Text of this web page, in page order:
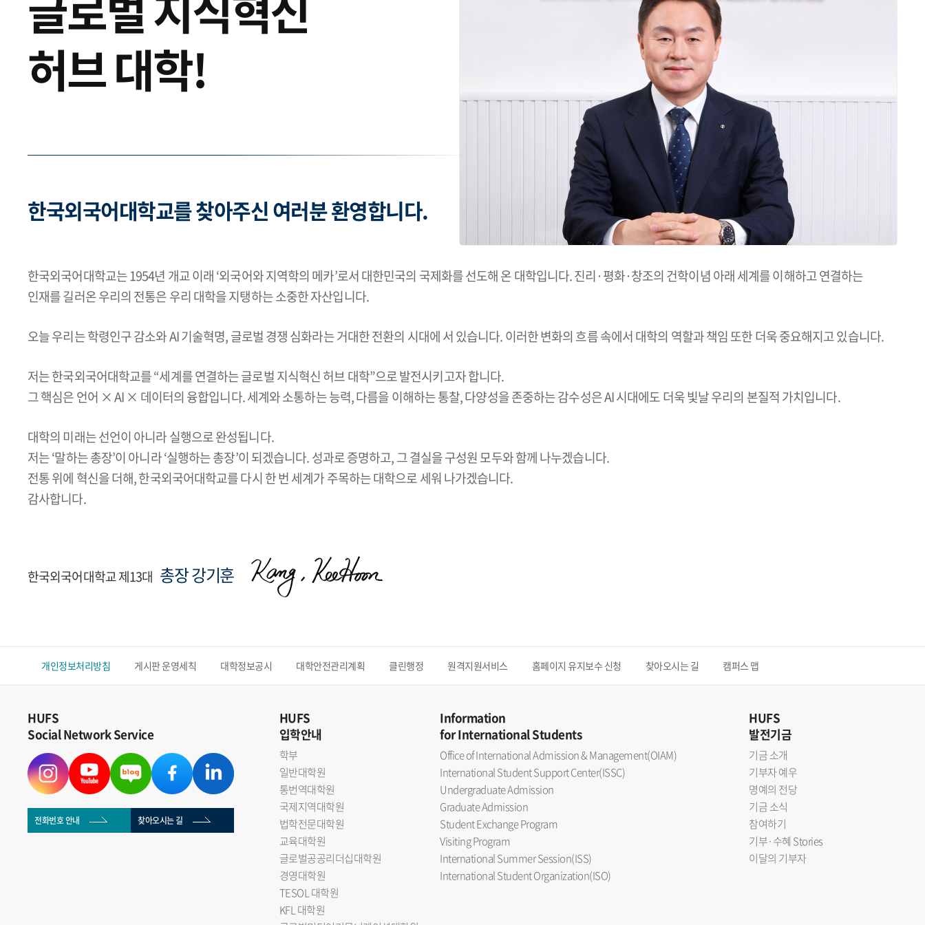
허브 대학!
한국외국어대학교를 찾아주신 여러분 환영합니다.
한국외국어대학교는 1954년 개교 이래 ‘외국어와 지역학의 메카’로서 대한민국의 국제화를 선도해 온 대학입니다. 진리·평화·창조의 건학이념 아래 세계를 이해하고 연결하는
인재를 길러온 우리의 전통은 우리 대학을 지탱하는 소중한 자산입니다.
오늘 우리는 학령인구 감소와 AI 기술혁명, 글로벌 경쟁 심화라는 거대한 전환의 시대에 서 있습니다. 이러한 변화의 흐름 속에서 대학의 역할과 책임 또한 더욱 중요해지고 있습니다.
저는 한국외국어대학교를 “세계를 연결하는 글로벌 지식혁신 허브 대학”으로 발전시키고자 합니다.
그 핵심은 언어 × AI × 데이터의 융합입니다. 세계와 소통하는 능력, 다름을 이해하는 통찰, 다양성을 존중하는 감수성은 AI 시대에도 더욱 빛날 우리의 본질적 가치입니다.
대학의 미래는 선언이 아니라 실행으로 완성됩니다.
저는 ‘말하는 총장’이 아니라 ‘실행하는 총장’이 되겠습니다. 성과로 증명하고, 그 결실을 구성원 모두와 함께 나누겠습니다.
전통 위에 혁신을 더해, 한국외국어대학교를 다시 한 번 세계가 주목하는 대학으로 세워 나가겠습니다.
감사합니다.
한국외국어대학교 제13대 총장 강기훈
개인정보처리방침 게시판 운영세칙 대학정보공시 대학안전관리계획 클린행정 원격지원서비스 홈페이지 유지보수 신청 찾아오시는 길 캠퍼스 맵
HUFS
Social Network Service
전화번호 안내 찾아오시는 길
HUFS
입학안내
학부
일반대학원
통번역대학원
국제지역대학원
법학전문대학원
교육대학원
글로벌공공리더십대학원
경영대학원
TESOL 대학원
KFL 대학원
Information
for International Students
Office of International Admission & Management(OIAM)
International Student Support Center(ISSC)
Undergraduate Admission
Graduate Admission
Student Exchange Program
Visiting Program
International Summer Session(ISS)
International Student Organization(ISO)
HUFS
발전기금
기금 소개
기부자 예우
명예의 전당
기금 소식
참여하기
기부·수혜 Stories
이달의 기부자